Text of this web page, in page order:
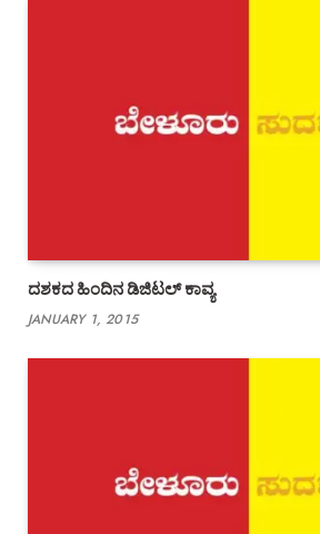
ದಶಕದ ಹಿಂದಿನ ಡಿಜಿಟಲ್ ಕಾವ್ಯ
JANUARY 1, 2015